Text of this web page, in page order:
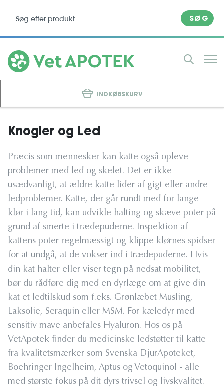
SØG
INDKØBSKURV
Knogler og Led
Præcis som mennesker kan katte også opleve
problemer med led og skelet. Det er ikke
usædvanligt, at ældre katte lider af gigt eller andre
ledproblemer. Katte, der går rundt med for lange
klør i lang tid, kan udvikle halting og skæve poter på
grund af smerte i trædepuderne. Inspektion af
kattens poter regelmæssigt og klippe klørnes spidser
for at undgå, at de vokser ind i trædepuderne. Hvis
din kat halter eller viser tegn på nedsat mobilitet,
bør du rådføre dig med en dyrlæge om at give din
kat et ledtilskud som f.eks. Grønlæbet Musling,
Laksolie, Seraquin eller MSM. For kæledyr med
sensitiv mave anbefales Hyaluron. Hos os på
VetApotek finder du medicinske ledstøtter til katte
fra kvalitetsmærker som Svenska DjurApoteket,
Boehringer Ingelheim, Aptus og Vetoquinol - alle
med største fokus på dit dyrs trivsel og livskvalitet.